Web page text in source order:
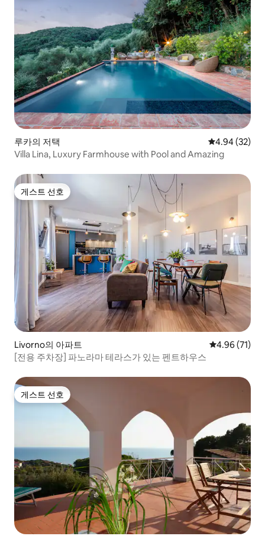
루카의 저택 평점 4.94점(5
4.94 (32)
Villa Lina, Luxury Farmhouse with Pool and Amazing
게스트 선호
게스트 선호
Livorno의 아파트 평점 4.96점
4.96 (71)
[전용 주차장] 파노라마 테라스가 있는 펜트하우스
게스트 선호
게스트 선호